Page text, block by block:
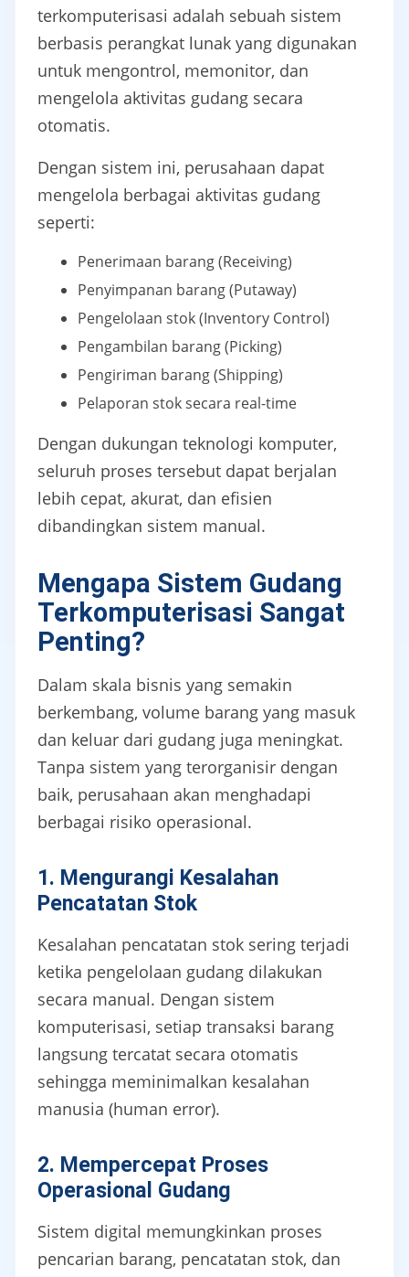
terkomputerisasi adalah sebuah sistem
berbasis perangkat lunak yang digunakan
untuk mengontrol, memonitor, dan
mengelola aktivitas gudang secara
otomatis.
Dengan sistem ini, perusahaan dapat
mengelola berbagai aktivitas gudang
seperti:
Penerimaan barang (Receiving)
Penyimpanan barang (Putaway)
Pengelolaan stok (Inventory Control)
Pengambilan barang (Picking)
Pengiriman barang (Shipping)
Pelaporan stok secara real-time
Dengan dukungan teknologi komputer,
seluruh proses tersebut dapat berjalan
lebih cepat, akurat, dan efisien
dibandingkan sistem manual.
Mengapa Sistem Gudang
Terkomputerisasi Sangat
Penting?
Dalam skala bisnis yang semakin
berkembang, volume barang yang masuk
dan keluar dari gudang juga meningkat.
Tanpa sistem yang terorganisir dengan
baik, perusahaan akan menghadapi
berbagai risiko operasional.
1. Mengurangi Kesalahan
Pencatatan Stok
Kesalahan pencatatan stok sering terjadi
ketika pengelolaan gudang dilakukan
secara manual. Dengan sistem
komputerisasi, setiap transaksi barang
langsung tercatat secara otomatis
sehingga meminimalkan kesalahan
manusia (human error).
2. Mempercepat Proses
Operasional Gudang
Sistem digital memungkinkan proses
pencarian barang, pencatatan stok, dan